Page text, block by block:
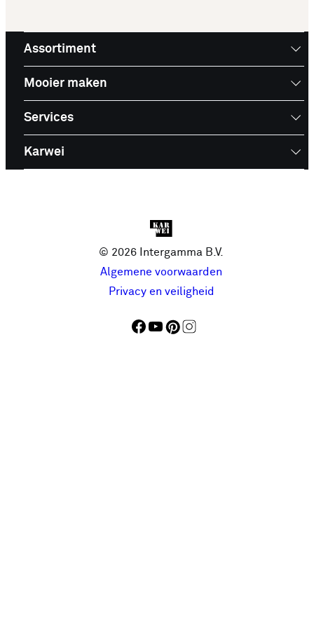
Assortiment
Mooier maken
Services
Karwei
© 2026 Intergamma B.V.
Algemene voorwaarden
Privacy en veiligheid